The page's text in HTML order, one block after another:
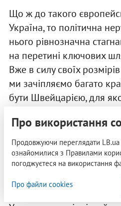
Що ж до такого
Україна, то політична
нього рівнозначна
на перетині ключових
Вже в силу своїх
ми зачіпляємо багато
бути Швейцарією, для
не можемо бути
яка від природи
необхідну для
третє (чи, за іншими
у світі за обсягом
Про використання
Продовжуючи переглядати
ознайомилися з Правилами
погоджуєтеся на використання
Про файли cookies